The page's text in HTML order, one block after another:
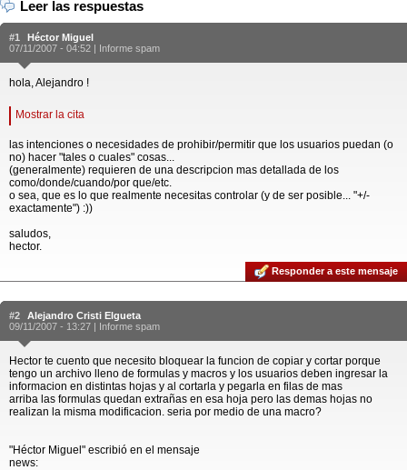
Leer las respuestas
#1
Héctor Miguel
07/11/2007 - 04:52 | Informe spam
hola, Alejandro !
Mostrar la cita
las intenciones o necesidades de prohibir/permitir que los usuarios puedan (o
no) hacer "tales o cuales" cosas...
(generalmente) requieren de una descripcion mas detallada de los
como/donde/cuando/por que/etc.
o sea, que es lo que realmente necesitas controlar (y de ser posible... "+/-
exactamente") :))
saludos,
hector.
Responder a este mensaje
#2
Alejandro Cristi Elgueta
09/11/2007 - 13:27 | Informe spam
Hector te cuento que necesito bloquear la funcion de copiar y cortar porque
tengo un archivo lleno de formulas y macros y los usuarios deben ingresar la
informacion en distintas hojas y al cortarla y pegarla en filas de mas
arriba las formulas quedan extrañas en esa hoja pero las demas hojas no
realizan la misma modificacion. seria por medio de una macro?
"Héctor Miguel" escribió en el mensaje
news: